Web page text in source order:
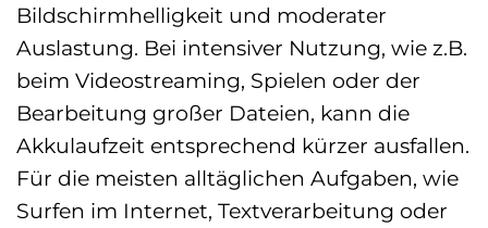
Bildschirmhelligkeit und moderater
Auslastung. Bei intensiver Nutzung, wie z.B.
beim Videostreaming, Spielen oder der
Bearbeitung großer Dateien, kann die
Akkulaufzeit entsprechend kürzer ausfallen.
Für die meisten alltäglichen Aufgaben, wie
Surfen im Internet, Textverarbeitung oder